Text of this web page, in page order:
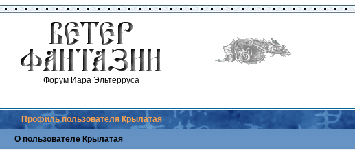
Форум Иара Эльтерруса
Профиль пользователя Крылатая
О пользователе Крылатая